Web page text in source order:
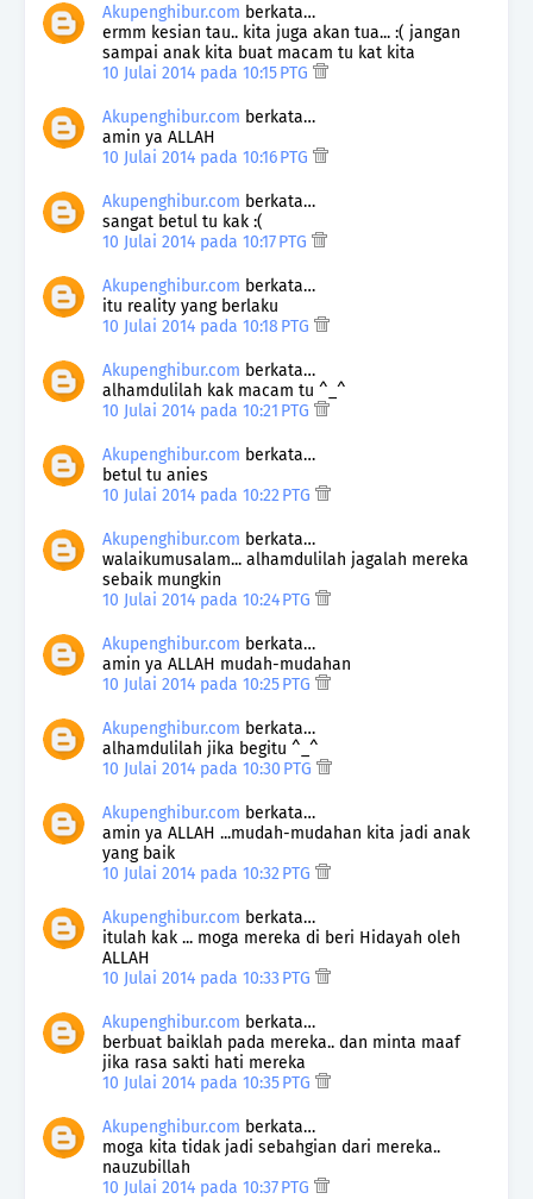
Akupenghibur.com berkata…
ermm kesian tau.. kita juga akan tua... :( jangan
sampai anak kita buat macam tu kat kita
10 Julai 2014 pada 10:15 PTG
Akupenghibur.com berkata…
amin ya ALLAH
10 Julai 2014 pada 10:16 PTG
Akupenghibur.com berkata…
sangat betul tu kak :(
10 Julai 2014 pada 10:17 PTG
Akupenghibur.com berkata…
itu reality yang berlaku
10 Julai 2014 pada 10:18 PTG
Akupenghibur.com berkata…
alhamdulilah kak macam tu ^_^
10 Julai 2014 pada 10:21 PTG
Akupenghibur.com berkata…
betul tu anies
10 Julai 2014 pada 10:22 PTG
Akupenghibur.com berkata…
walaikumusalam... alhamdulilah jagalah mereka
sebaik mungkin
10 Julai 2014 pada 10:24 PTG
Akupenghibur.com berkata…
amin ya ALLAH mudah-mudahan
10 Julai 2014 pada 10:25 PTG
Akupenghibur.com berkata…
alhamdulilah jika begitu ^_^
10 Julai 2014 pada 10:30 PTG
Akupenghibur.com berkata…
amin ya ALLAH ...mudah-mudahan kita jadi anak
yang baik
10 Julai 2014 pada 10:32 PTG
Akupenghibur.com berkata…
itulah kak ... moga mereka di beri Hidayah oleh
ALLAH
10 Julai 2014 pada 10:33 PTG
Akupenghibur.com berkata…
berbuat baiklah pada mereka.. dan minta maaf
jika rasa sakti hati mereka
10 Julai 2014 pada 10:35 PTG
Akupenghibur.com berkata…
moga kita tidak jadi sebahgian dari mereka..
nauzubillah
10 Julai 2014 pada 10:37 PTG